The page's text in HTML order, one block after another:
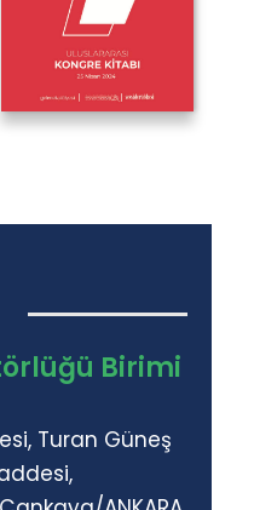
Birimi
Turan Güneş